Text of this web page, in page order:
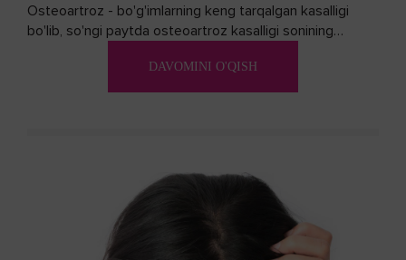
Osteoartroz - bo'g'imlarning keng tarqalgan kasalligi
bo'lib, so'ngi paytda osteoartroz kasalligi sonining
DAVOMINI O'QISH